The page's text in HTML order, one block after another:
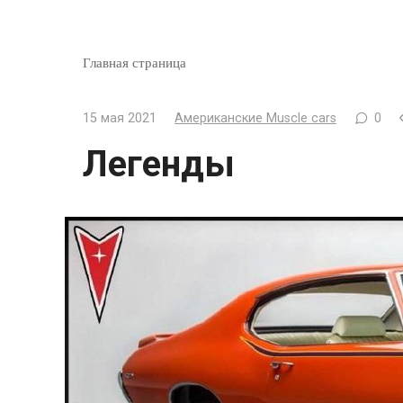
Главная страница
15 мая 2021 Американские Muscle cars 0
Легенды